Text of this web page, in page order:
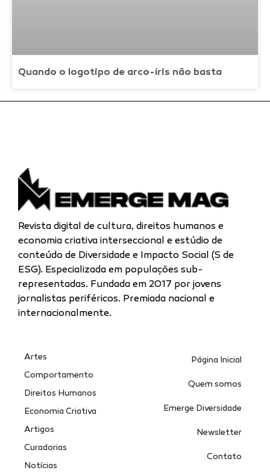
Quando o logotipo de arco-íris não basta
Revista digital de cultura, direitos humanos e
economia criativa interseccional e estúdio de
conteúdo de Diversidade e Impacto Social (S de
ESG). Especializada em populações sub-
representadas. Fundada em 2017 por jovens
jornalistas periféricos. Premiada nacional e
internacionalmente.
Artes
Comportamento
Direitos Humanos
Economia Criativa
Artigos
Curadorias
Notícias
Página Inicial
Quem somos
Emerge Diversidade
Newsletter
Contato